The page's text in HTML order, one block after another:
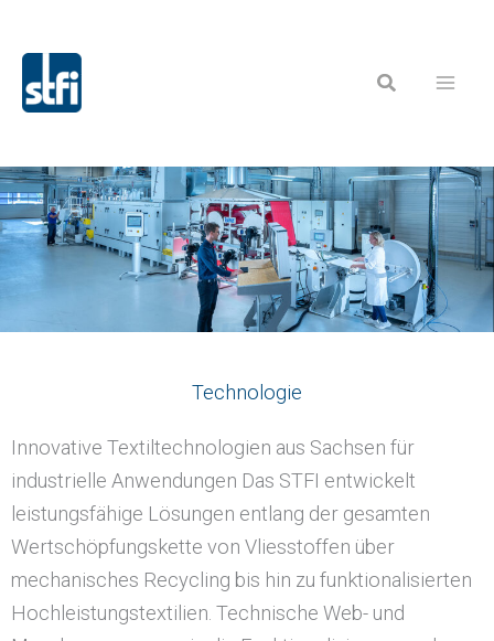
Inhalt
springen
Suchen
Technologie
Innovative Textiltechnologien aus Sachsen für
industrielle Anwendungen Das STFI entwickelt
leistungsfähige Lösungen entlang der gesamten
Wertschöpfungskette von Vliesstoffen über
mechanisches Recycling bis hin zu funktionalisierten
Hochleistungstextilien. Technische Web- und